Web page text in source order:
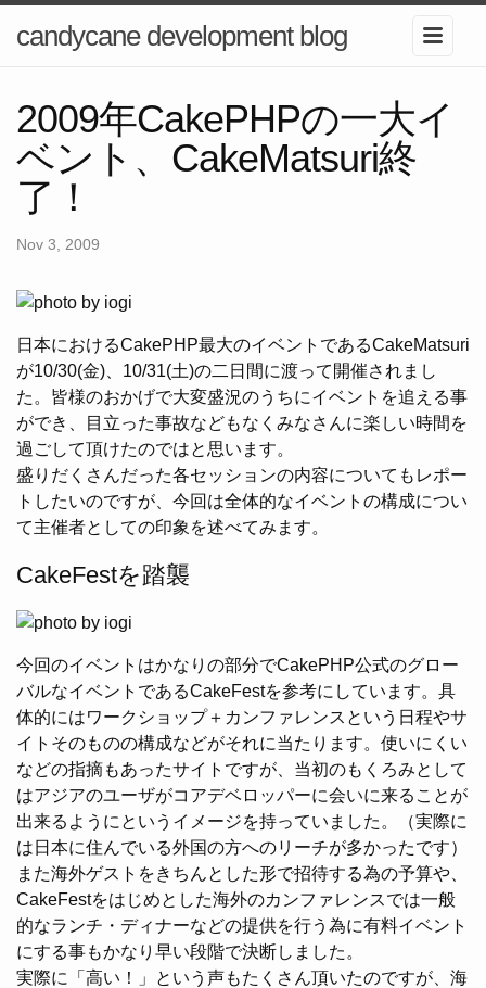
candycane development blog
2009年CakePHPの一大イ
ベント、CakeMatsuri終
了！
Nov 3, 2009
日本におけるCakePHP最大のイベントであるCakeMatsuri
が10/30(金)、10/31(土)の二日間に渡って開催されまし
た。皆様のおかげで大変盛況のうちにイベントを追える事
ができ、目立った事故などもなくみなさんに楽しい時間を
過ごして頂けたのではと思います。
盛りだくさんだった各セッションの内容についてもレポー
トしたいのですが、今回は全体的なイベントの構成につい
て主催者としての印象を述べてみます。
CakeFestを踏襲
今回のイベントはかなりの部分でCakePHP公式のグロー
バルなイベントであるCakeFestを参考にしています。具
体的にはワークショップ＋カンファレンスという日程やサ
イトそのものの構成などがそれに当たります。使いにくい
などの指摘もあったサイトですが、当初のもくろみとして
はアジアのユーザがコアデベロッパーに会いに来ることが
出来るようにというイメージを持っていました。（実際に
は日本に住んでいる外国の方へのリーチが多かったです）
また海外ゲストをきちんとした形で招待する為の予算や、
CakeFestをはじめとした海外のカンファレンスでは一般
的なランチ・ディナーなどの提供を行う為に有料イベント
にする事もかなり早い段階で決断しました。
実際に「高い！」という声もたくさん頂いたのですが、海